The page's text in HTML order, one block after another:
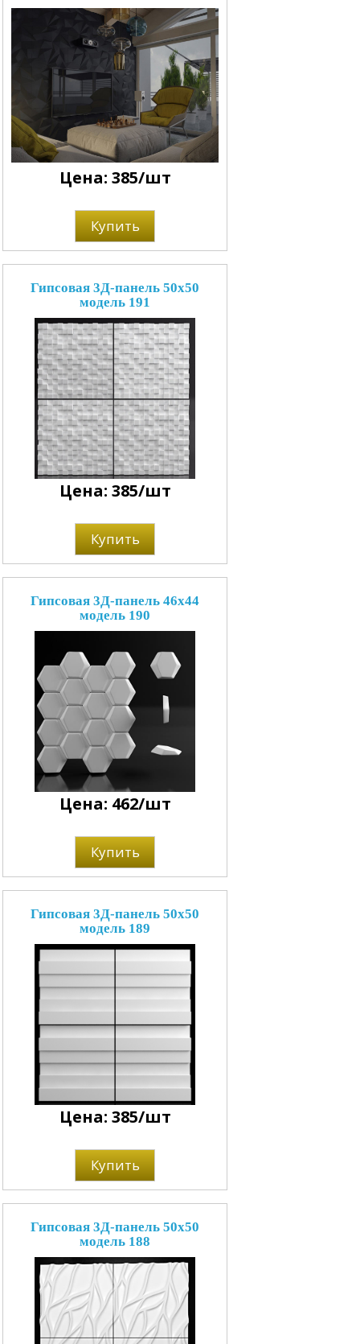
Цена: 385/шт
Купить
Гипсовая 3Д-панель 50x50
модель 191
Цена: 385/шт
Купить
Гипсовая 3Д-панель 46x44
модель 190
Цена: 462/шт
Купить
Гипсовая 3Д-панель 50x50
модель 189
Цена: 385/шт
Купить
Гипсовая 3Д-панель 50x50
модель 188